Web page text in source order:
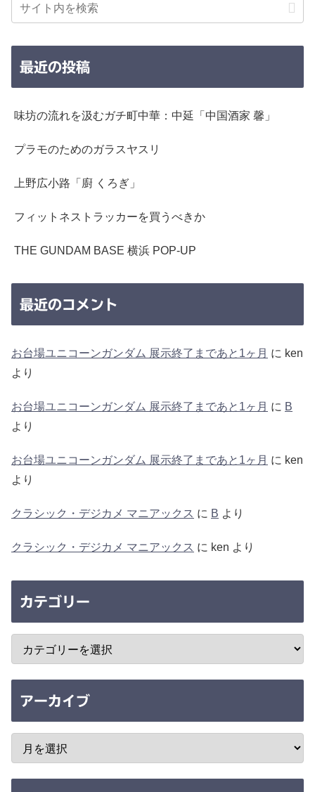
最近の投稿
味坊の流れを汲むガチ町中華：中延「中国酒家 馨」
プラモのためのガラスヤスリ
上野広小路「廚 くろぎ」
フィットネストラッカーを買うべきか
THE GUNDAM BASE 横浜 POP-UP
最近のコメント
お台場ユニコーンガンダム 展示終了まであと1ヶ月 に ken
より
お台場ユニコーンガンダム 展示終了まであと1ヶ月 に B
より
お台場ユニコーンガンダム 展示終了まであと1ヶ月 に ken
より
クラシック・デジカメ マニアックス に B より
クラシック・デジカメ マニアックス に ken より
カテゴリー
アーカイブ